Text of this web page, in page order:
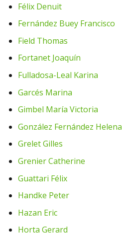
Félix Denuit
Fernández Buey Francisco
Field Thomas
Fortanet Joaquín
Fulladosa-Leal Karina
Garcés Marina
Gimbel María Victoria
González Fernández Helena
Grelet Gilles
Grenier Catherine
Guattari Félix
Handke Peter
Hazan Eric
Horta Gerard